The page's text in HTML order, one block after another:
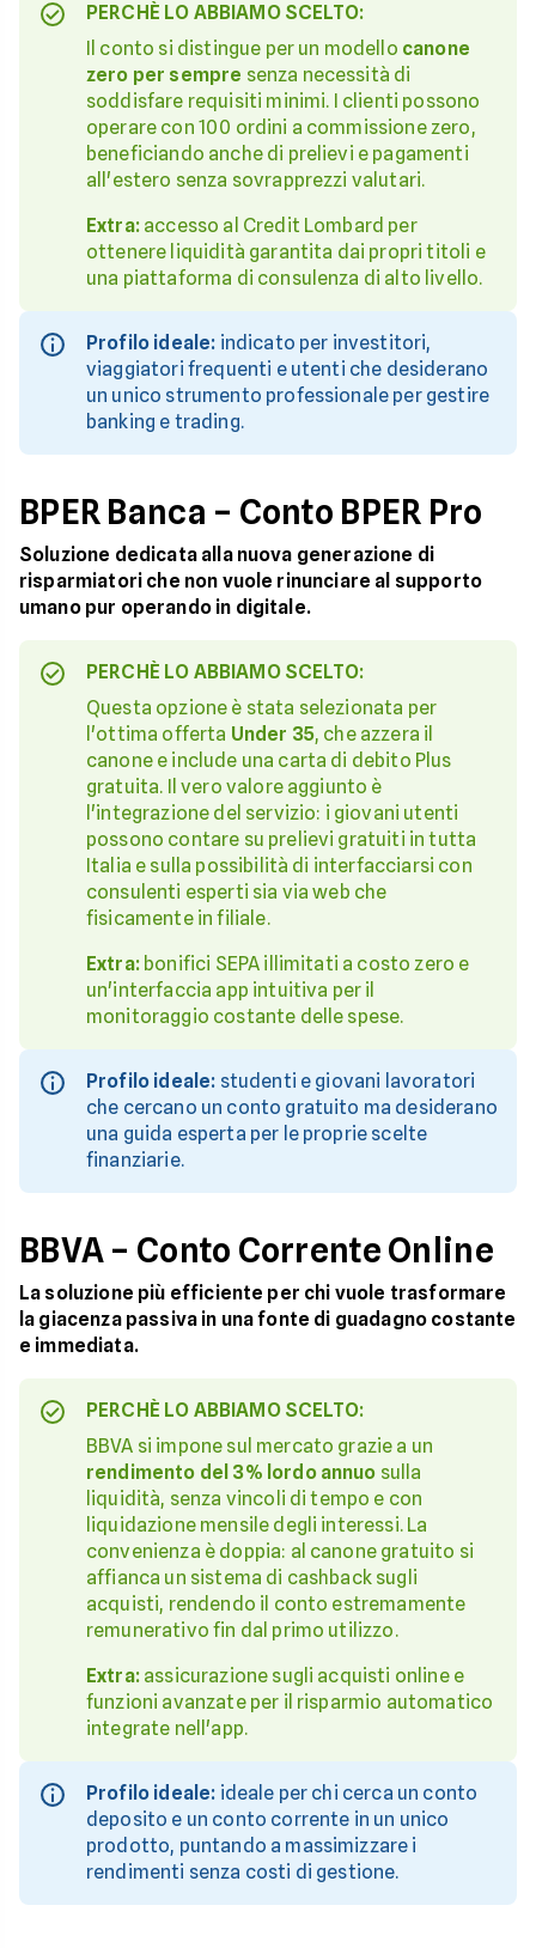
PERCHÈ LO ABBIAMO SCELTO:
Il conto si distingue per un modello canone
zero per sempre senza necessità di
soddisfare requisiti minimi. I clienti possono
operare con 100 ordini a commissione zero,
beneficiando anche di prelievi e pagamenti
all'estero senza sovrapprezzi valutari.
Extra:accesso al Credit Lombard per
ottenere liquidità garantita dai propri titoli e
una piattaforma di consulenza di alto livello.
Profilo ideale: indicato per investitori,
viaggiatori frequenti e utenti che desiderano
un unico strumento professionale per gestire
banking e trading.
BPER Banca – Conto BPER Pro
Soluzione dedicata alla nuova generazione di
risparmiatori che non vuole rinunciare al supporto
umano pur operando in digitale.
PERCHÈ LO ABBIAMO SCELTO:
Questa opzione è stata selezionata per
l'ottima offerta Under 35, che azzera il
canone e include una carta di debito Plus
gratuita. Il vero valore aggiunto è
l'integrazione del servizio: i giovani utenti
possono contare su prelievi gratuiti in tutta
Italia e sulla possibilità di interfacciarsi con
consulenti esperti sia via web che
fisicamente in filiale.
Extra:bonifici SEPA illimitati a costo zero e
un'interfaccia app intuitiva per il
monitoraggio costante delle spese.
Profilo ideale: studenti e giovani lavoratori
che cercano un conto gratuito ma desiderano
una guida esperta per le proprie scelte
finanziarie.
BBVA – Conto Corrente Online
La soluzione più efficiente per chi vuole trasformare
la giacenza passiva in una fonte di guadagno costante
e immediata.
PERCHÈ LO ABBIAMO SCELTO:
BBVA si impone sul mercato grazie a un
rendimento del 3% lordo annuo sulla
liquidità, senza vincoli di tempo e con
liquidazione mensile degli interessi. La
convenienza è doppia: al canone gratuito si
affianca un sistema di cashback sugli
acquisti, rendendo il conto estremamente
remunerativo fin dal primo utilizzo.
Extra:assicurazione sugli acquisti online e
funzioni avanzate per il risparmio automatico
integrate nell'app.
Profilo ideale: ideale per chi cerca un conto
deposito e un conto corrente in un unico
prodotto, puntando a massimizzare i
rendimenti senza costi di gestione.